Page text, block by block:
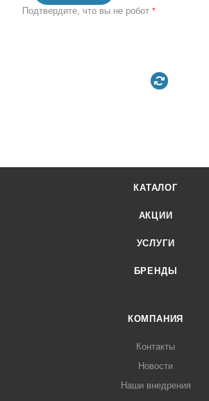
Подтвердите, что вы не робот *
КАТАЛОГ
АКЦИИ
УСЛУГИ
БРЕНДЫ
КОМПАНИЯ
Контакты
Новости
Наши внедрения